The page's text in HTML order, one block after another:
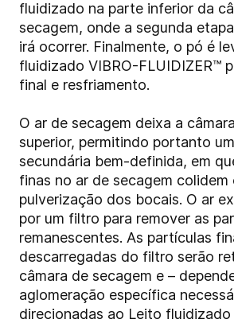
fluidizado na parte inferior da
secagem, onde a segunda
irá ocorrer. Finalmente, o pó é
fluidizado VIBRO-FLUIDIZER™
final e resfriamento.
O ar de secagem deixa a
superior, permitindo portanto
secundária bem-definida, em
finas no ar de secagem colidem
pulverização dos bocais. O ar
por um filtro para remover as
remanescentes. As partículas
descarregadas do filtro serão
câmara de secagem e –
aglomeração específica
direcionadas ao Leito fluidizado